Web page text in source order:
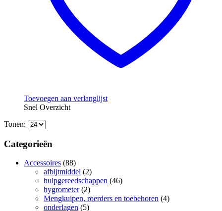
Toevoegen aan verlanglijst
Snel Overzicht
Tonen:
Categorieën
Accessoires (88)
afbijtmiddel (2)
hulpgereedschappen (46)
hygrometer (2)
Mengkuipen, roerders en toebehoren (4)
onderlagen (5)